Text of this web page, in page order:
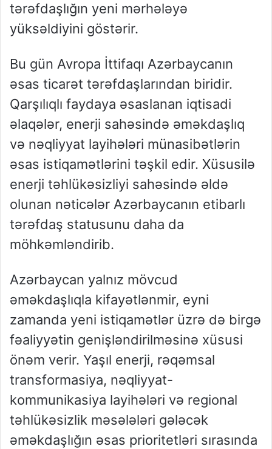
tərəfdaşlığın yeni mərhələyə
yüksəldiyini göstərir.
Bu gün Avropa İttifaqı Azərbaycanın
əsas ticarət tərəfdaşlarından biridir.
Qarşılıqlı faydaya əsaslanan iqtisadi
əlaqələr, enerji sahəsində əməkdaşlıq
və nəqliyyat layihələri münasibətlərin
əsas istiqamətlərini təşkil edir. Xüsusilə
enerji təhlükəsizliyi sahəsində əldə
olunan nəticələr Azərbaycanın etibarlı
tərəfdaş statusunu daha da
möhkəmləndirib.
Azərbaycan yalnız mövcud
əməkdaşlıqla kifayətlənmir, eyni
zamanda yeni istiqamətlər üzrə də birgə
fəaliyyətin genişləndirilməsinə xüsusi
önəm verir. Yaşıl enerji, rəqəmsal
transformasiya, nəqliyyat-
kommunikasiya layihələri və regional
təhlükəsizlik məsələləri gələcək
əməkdaşlığın əsas prioritetləri sırasında